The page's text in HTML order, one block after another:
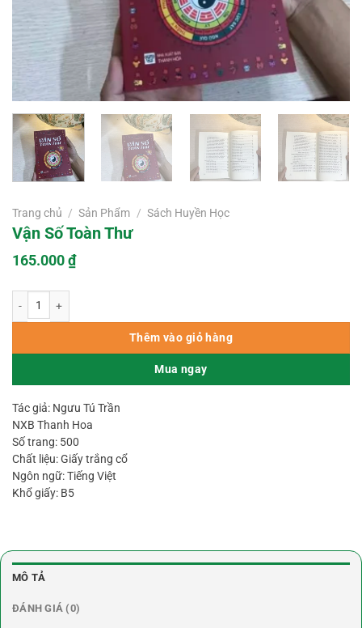
Trang chủ / Sản Phẩm / Sách Huyền Học
Vận Số Toàn Thư
165.000₫
Thêm vào giỏ hàng
Mua ngay
Tác giả: Ngưu Tú Trần
NXB Thanh Hoa
Số trang: 500
Chất liệu: Giấy trắng cổ
Ngôn ngữ: Tiếng Việt
Khổ giấy: B5
MÔ TẢ
ĐÁNH GIÁ (0)